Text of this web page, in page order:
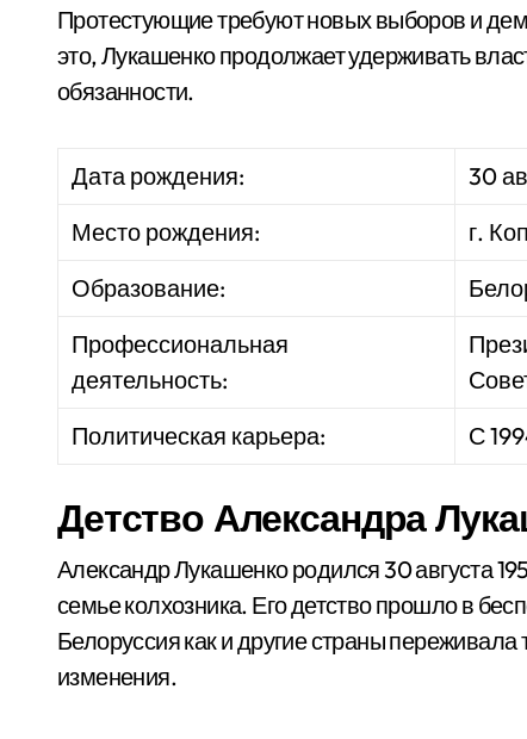
Протестующие требуют новых выборов и
это, Лукашенко продолжает удерживать
обязанности.
Дата рождения:
30
Место рождения:
г.
Образование:
Профессиональная
деятельность:
Политическая карьера:
С
Детство Александра
Александр Лукашенко родился 30 августа
семье колхозника. Его детство прошло в
Белоруссия как и другие страны
изменения.